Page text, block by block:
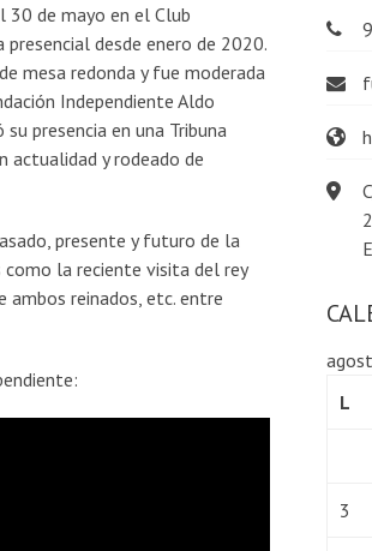
30 de mayo en el Club
presencial desde enero de 2020.
mesa redonda y fue moderada
Independiente Aldo
presencia en una Tribuna
actualidad y rodeado de
presente y futuro de la
la reciente visita del rey
reinados, etc. entre
L
3